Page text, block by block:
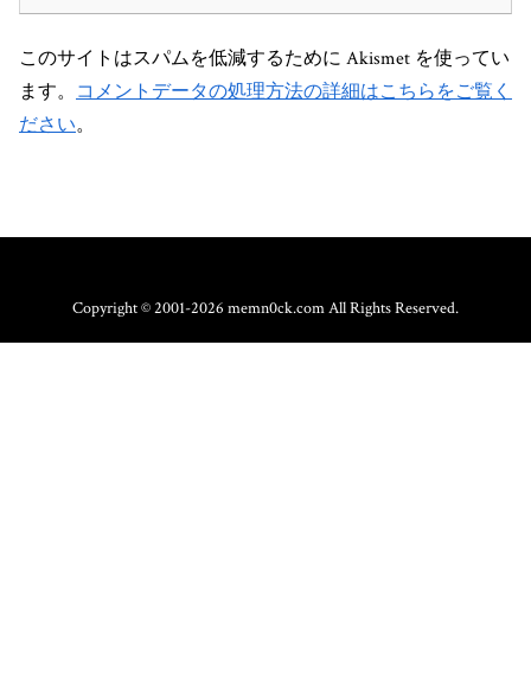
このサイトはスパムを低減するために Akismet を使ってい
ます。 コメントデータの処理方法の詳細はこちらをご覧く
ださい。
Copyright © 2001-2026 memn0ck.com All Rights Reserved.